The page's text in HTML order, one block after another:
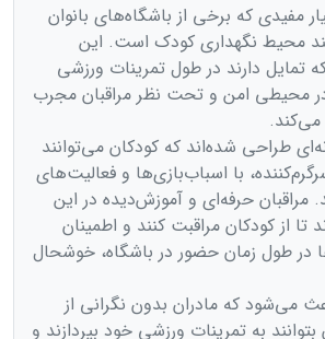
مفیدی که برخی از باشگاه‌های بانوان
محیط نگهداری کودک است. این
تمایل دارند در طول تمرینات ورزشی
محیطی امن و تحت نظر مراقبان مجرب
می‌کند.
طراحی شده‌اند که کودکان می‌توانند
با اسباب‌بازی‌ها و فعالیت‌های
حرفه‌ای و آموزش‌دیده در این
از کودکان مراقبت کنند و اطمینان
در طول زمان حضور در باشگاه، خوشحال
می‌شود که مادران بدون نگرانی از
به تمرینات ورزشی خود بپردازند و